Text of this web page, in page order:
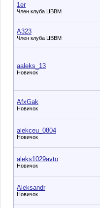
1er
Член клуба ЦВВМ
A323
Член клуба ЦВВМ
aaleks_13
Новичок
AfxGak
Новичок
alekceu_0804
Новичок
aleks1029avto
Новичок
Aleksandr
Новичок